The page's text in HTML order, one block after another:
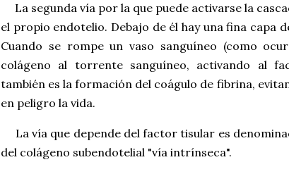
La segunda vía por la que puede activarse la
el propio endotelio. Debajo de él hay una fina capa
Cuando se rompe un vaso sanguíneo (como
colágeno al torrente sanguíneo, activando al
también es la formación del coágulo de fibrina,
en peligro la vida.
La vía que depende del factor tisular es
del colágeno subendotelial "vía intrínseca".